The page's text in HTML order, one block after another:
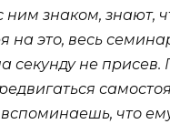
ним знаком, знают,
на это, весь
секунду не
что